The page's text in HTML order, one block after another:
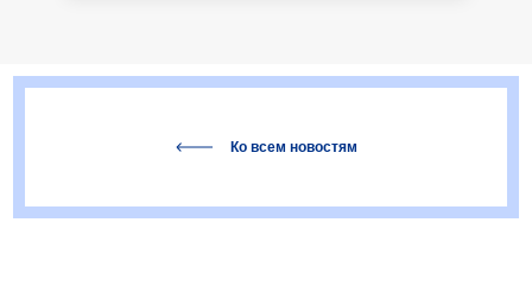
Ко всем новостям